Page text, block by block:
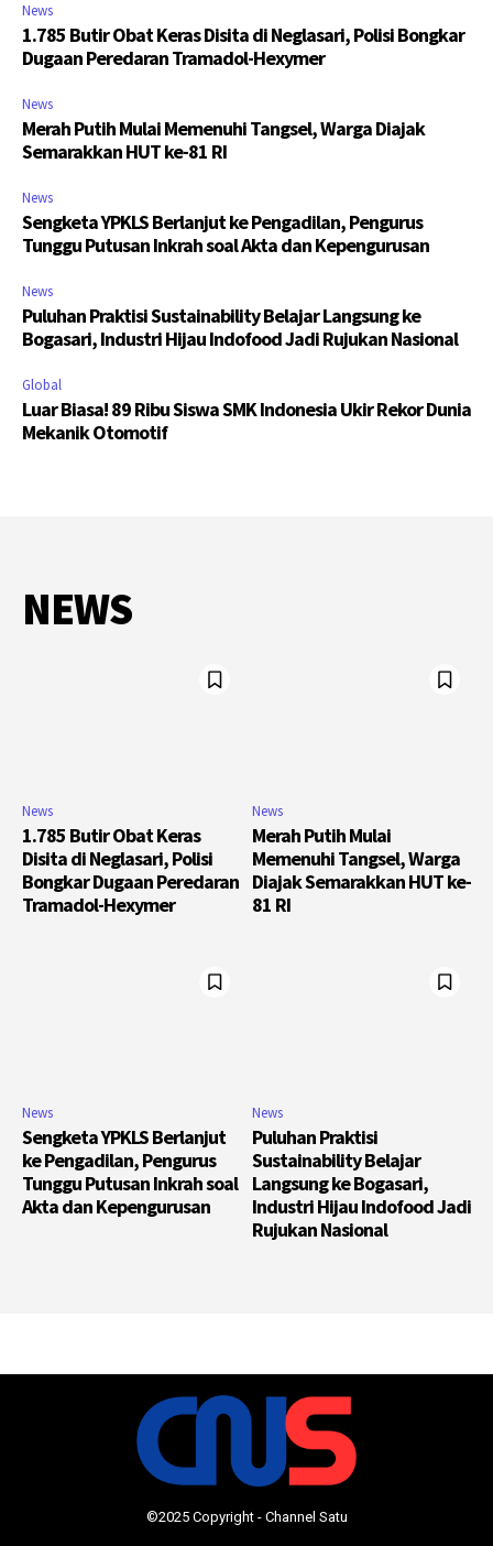
News
1.785 Butir Obat Keras Disita di Neglasari, Polisi Bongkar
Dugaan Peredaran Tramadol-Hexymer
News
Merah Putih Mulai Memenuhi Tangsel, Warga Diajak
Semarakkan HUT ke-81 RI
News
Sengketa YPKLS Berlanjut ke Pengadilan, Pengurus
Tunggu Putusan Inkrah soal Akta dan Kepengurusan
News
Puluhan Praktisi Sustainability Belajar Langsung ke
Bogasari, Industri Hijau Indofood Jadi Rujukan Nasional
Global
Luar Biasa! 89 Ribu Siswa SMK Indonesia Ukir Rekor Dunia
Mekanik Otomotif
NEWS
News
1.785 Butir Obat Keras
Disita di Neglasari, Polisi
Bongkar Dugaan Peredaran
Tramadol-Hexymer
News
Merah Putih Mulai
Memenuhi Tangsel, Warga
Diajak Semarakkan HUT ke-
81 RI
News
Sengketa YPKLS Berlanjut
ke Pengadilan, Pengurus
Tunggu Putusan Inkrah soal
Akta dan Kepengurusan
News
Puluhan Praktisi
Sustainability Belajar
Langsung ke Bogasari,
Industri Hijau Indofood Jadi
Rujukan Nasional
©2025 Copyright - Channel Satu